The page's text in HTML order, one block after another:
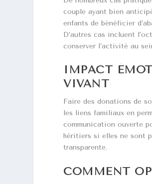
couple ayant bien
enfants de bénéficier
D’autres cas incluent
conserver l’activité au
IMPACT
VIVANT
Faire des donations de
les liens familiaux en
communication ouverte
héritiers si elles ne sont
transparente.
COMMENT